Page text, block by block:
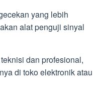
yang lebih
alat penguji sinyal
dan profesional,
di toko elektronik atau